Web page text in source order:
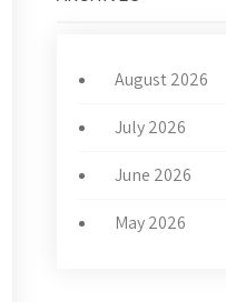
August 2026
July 2026
June 2026
May 2026